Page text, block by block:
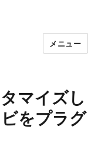
メニュー
マイズし
をプラグ